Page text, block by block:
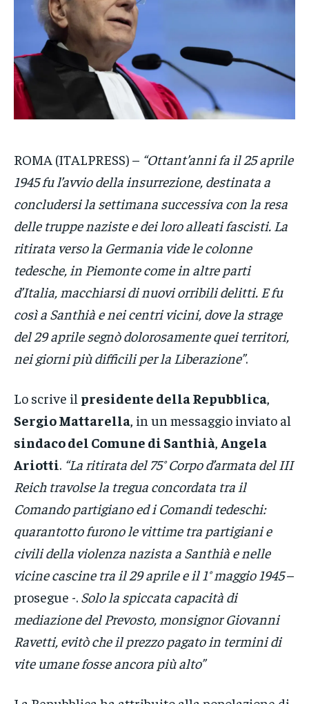
VENETO
POLITICA
ECONOMIA
CONTATTI
VENETO
POLITICA
ECONOMIA
SPORT
CONTATTI
VENETO
POLITICA
ECONOMIA
SPORT
CONTATTI
ROMA (ITALPRESS) – “Ottant’anni fa il 25 aprile
1945 fu l’avvio della insurrezione, destinata a
concludersi la settimana successiva con la resa
delle truppe naziste e dei loro alleati fascisti. La
ritirata verso la Germania vide le colonne
tedesche, in Piemonte come in altre parti
d’Italia, macchiarsi di nuovi orribili delitti. E fu
così a Santhià e nei centri vicini, dove la strage
del 29 aprile segnò dolorosamente quei territori,
nei giorni più difficili per la Liberazione”.
Lo scrive il presidente della Repubblica
Sergio Mattarella , in un messaggio inviato al
sindaco del Comune di Santhià Angela
Ariotti. “La ritirata del 75° Corpo d’armata del III
Reich travolse la tregua concordata tra il
Comando partigiano ed i Comandi tedeschi:
quarantotto furono le vittime tra partigiani e
civili della violenza nazista a Santhià e nelle
vicine cascine tra il 29 aprile e il 1° maggio 1945–
prosegue -. Solo la spiccata capacità di
mediazione del Prevosto, monsignor Giovanni
Ravetti, evitò che il prezzo pagato in termini di
vite umane fosse ancora più alto”